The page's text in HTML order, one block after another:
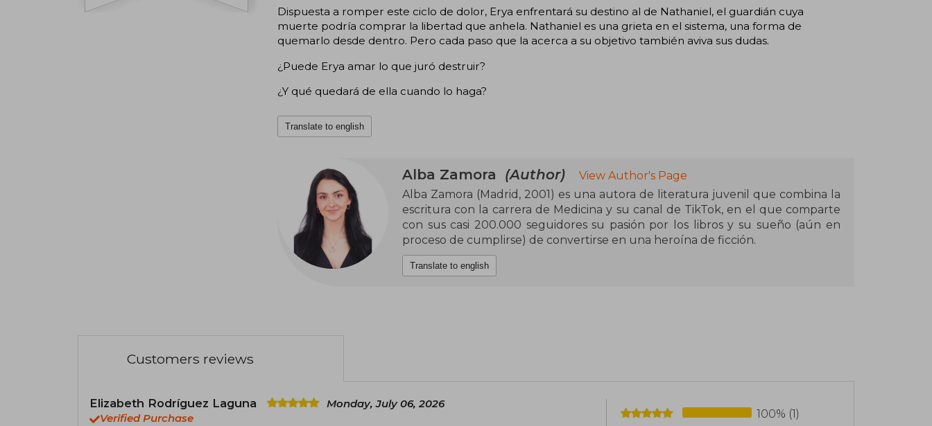
Dispuesta a romper este ciclo de dolor, Erya enfrentará su destino al de Nathaniel, el guardián cuya
muerte podría comprar la libertad que anhela. Nathaniel es una grieta en el sistema, una forma de
quemarlo desde dentro. Pero cada paso que la acerca a su objetivo también aviva sus dudas.
¿Puede Erya amar lo que juró destruir?
¿Y qué quedará de ella cuando lo haga?
Translate to english
Alba Zamora (Author)
View Author's Page
Alba Zamora (Madrid, 2001) es una autora de literatura juvenil que combina la
escritura con la carrera de Medicina y su canal de TikTok, en el que comparte
con sus casi 200.000 seguidores su pasión por los libros y su sueño (aún en
proceso de cumplirse) de convertirse en una heroína de ficción.
Translate to english
Customers reviews
Elizabeth Rodríguez Laguna
Monday, July 06, 2026
Verified Purchase
100% (1)